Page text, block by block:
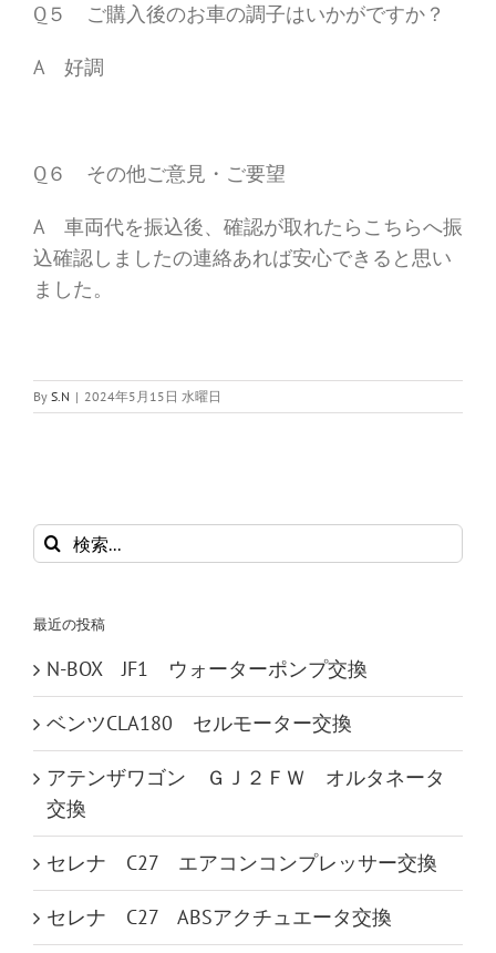
Q５ ご購入後のお車の調子はいかがですか？
A 好調
Q６ その他ご意見・ご要望
A 車両代を振込後、確認が取れたらこちらへ振
込確認しましたの連絡あれば安心できると思い
ました。
By S.N | 2024年5月15日 水曜日
検
索
最近の投稿
N-BOX JF1 ウォーターポンプ交換
ベンツCLA180 セルモーター交換
アテンザワゴン ＧＪ２ＦＷ オルタネータ
交換
セレナ C27 エアコンコンプレッサー交換
セレナ C27 ABSアクチュエータ交換